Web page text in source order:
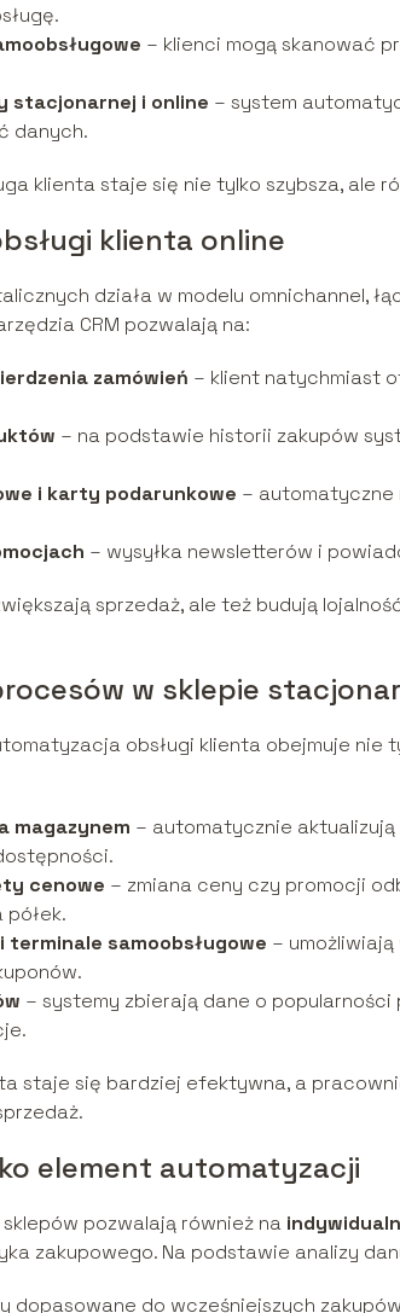
– klienci mogą skanować
stacjonarnej i online – system
danych.
klienta staje się nie tylko szybsza, ale
klienta online
działa w modelu omnichannel,
CRM pozwalają na:
zamówień – klient natychmiast
– na podstawie historii zakupów
i karty podarunkowe – automatyczne
– wysyłka newsletterów i
sprzedaż, ale też budują
w sklepie
obsługi klienta obejmuje nie
magazynem – automatycznie
cenowe – zmiana ceny czy promocji
samoobsługowe –
– systemy zbierają dane o
staje się bardziej efektywna, a
element automatyzacji
pozwalają również na
zakupowego. Na podstawie analizy
dopasowane do wcześniejszych